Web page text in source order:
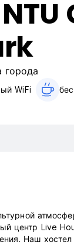
города
WiFi
центр Live
Наш